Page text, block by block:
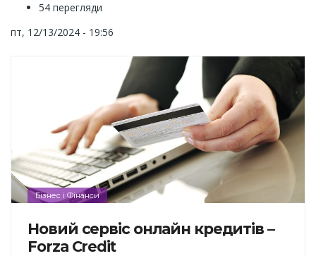
54 перегляди
пт, 12/13/2024 - 19:56
Бізнес і Фінанси
Новий сервіс онлайн кредитів –
Forza Credit